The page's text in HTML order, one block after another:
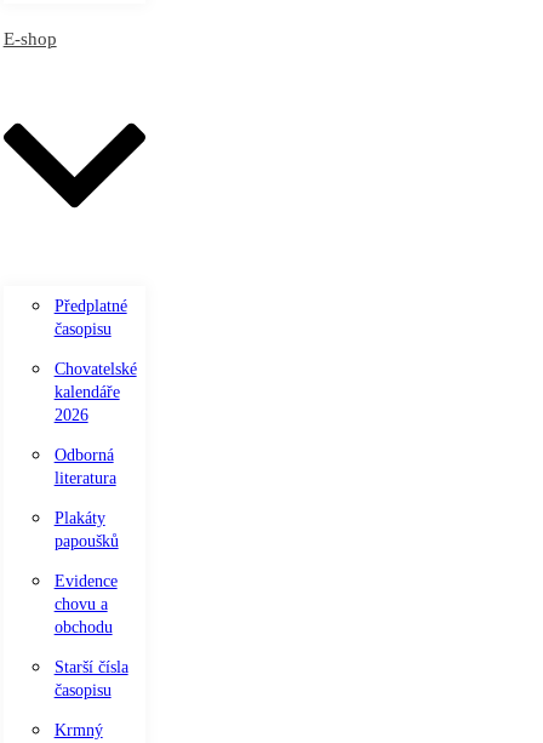
E-shop
Předplatné
časopisu
Chovatelské
kalendáře
2026
Odborná
literatura
Plakáty
papoušků
Evidence
chovu a
obchodu
Starší čísla
časopisu
Krmný